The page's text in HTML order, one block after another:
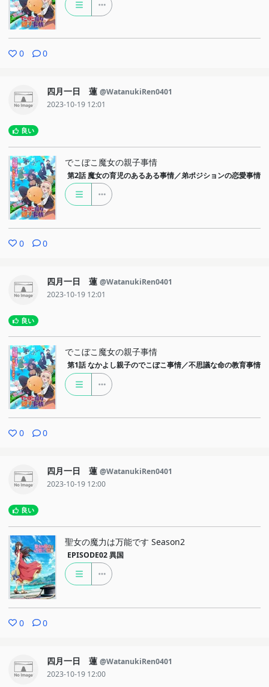
0 0
四月一日 蓮 @WatanukiRen0401
2023-10-19 12:01
良い
でこぼこ魔女の親子事情
第2話 魔女の育児のあるある事情／弟ポジションの恋愛事情
0 0
四月一日 蓮 @WatanukiRen0401
2023-10-19 12:01
良い
でこぼこ魔女の親子事情
第1話 なかよし親子のでこぼこ事情／不思議な命の教育事情
0 0
四月一日 蓮 @WatanukiRen0401
2023-10-19 12:00
良い
聖女の魔力は万能です Season2
EPISODE02 異国
0 0
四月一日 蓮 @WatanukiRen0401
2023-10-19 12:00